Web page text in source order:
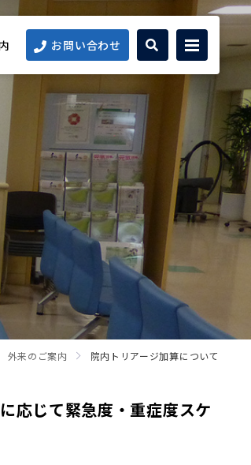
お問い合わせ
外来のご案内 院内トリアージ加算について
応じて緊急度・重症度スケ